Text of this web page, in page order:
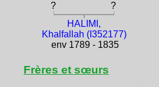
? ?
HALIMI,
Khalfallah (I352177)
env 1789 - 1835
Frères et sœurs